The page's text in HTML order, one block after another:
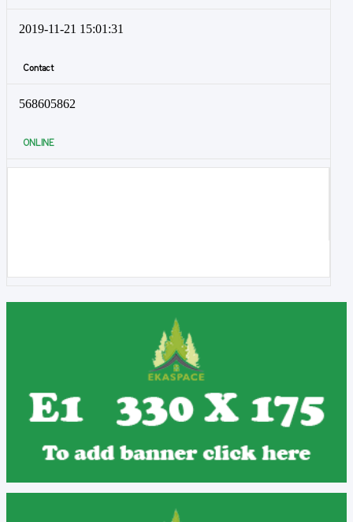
2019-11-21 15:01:31
Contact
568605862
ONLINE